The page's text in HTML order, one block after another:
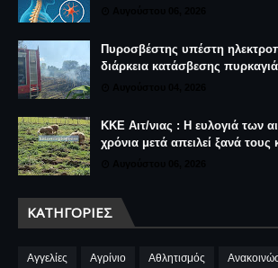
Πυροσβέστης υπέστη
διάρκεια κατάσβεσης
ΚΚΕ Αιτ/νιας : Η ευλογιά των
χρόνια μετά απειλεί ξανά τους
ΚΑΤΗΓΟΡΊΕΣ
Αγγελίες Αγρίνιο Αθλητισμός